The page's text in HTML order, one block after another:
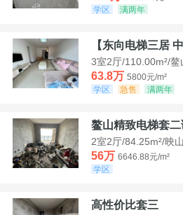
学区
满两年
【东向电梯三居
3室2厅/110.00m²/鳌
63.8万 5800元/m²
学区
急售 满两年
鳌山精致电梯套
2室2厅/84.25m²/映
56万 6646.88元/m²
学区
高性价比套三